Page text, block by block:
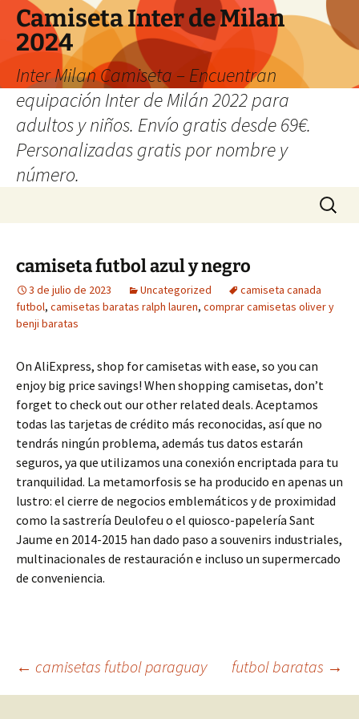
Camiseta Inter de Milan
2024
Inter Milan Camiseta – Encuentran
equipación Inter de Milán 2022 para
adultos y niños. Envío gratis desde 69€.
Personalizadas gratis por nombre y
número.
Buscar:
camiseta futbol azul y negro
3 de julio de 2023 Uncategorized
camiseta canada
futbol, camisetas baratas ralph lauren, comprar camisetas oliver y
benji baratas
On AliExpress, shop for camisetas with ease, so you can
enjoy big price savings! When shopping camisetas, don’t
forget to check out our other related deals. Aceptamos
todas las tarjetas de crédito más reconocidas, así que no
tendrás ningún problema, además tus datos estarán
seguros, ya que utilizamos una conexión encriptada para tu
tranquilidad. La metamorfosis se ha producido en apenas un
lustro: el cierre de negocios emblemáticos y de proximidad
como la sastrería Deulofeu o el quiosco-papelería Sant
Jaume en 2014-2015 han dado paso a souvenirs industriales,
multinacionales de restauración e incluso un supermercado
de conveniencia.
Navegación
← camisetas futbol paraguay futbol baratas →